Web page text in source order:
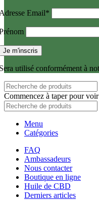
Email*
utilisé conformément à
Commencez à taper pour
Menu
Catégories
FAQ
Ambassadeurs
Nous contacter
Boutique en ligne
Huile de CBD
Derniers articles